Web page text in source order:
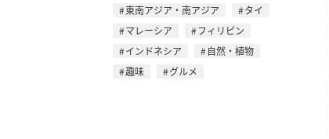
東南アジア・南アジア
タイ
マレーシア
フィリピン
インドネシア
自然・植物
趣味
グルメ